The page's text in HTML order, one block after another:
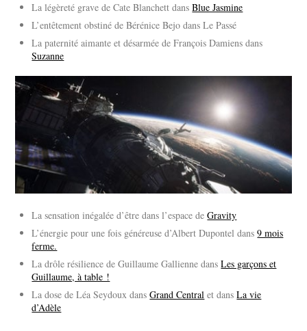
La légèreté grave de Cate Blanchett dansBlue Jasmine
L’entêtement obstiné de Bérénice Bejo dans Le Passé
La paternité aimante et désarmée de François Damiens dans
Suzanne
La sensation inégalée d’être dans l’espace deGravity
L’énergie pour une fois généreuse d’Albert Dupontel dans9 mois
ferme.
La drôle résilience de Guillaume Gallienne dansLes garçons et
Guillaume, à table !
La dose de Léa Seydoux dansGrand Central et dansLa vie
d’Adèle